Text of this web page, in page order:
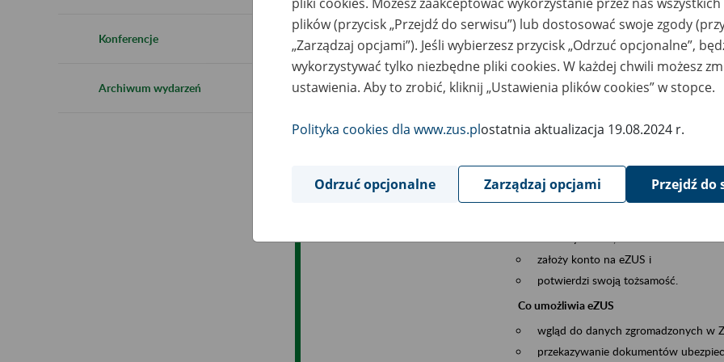
Konferencje
Archiwum wydarzeń
Rodzaj wydarzenia Szkolenia
Essential area obsługa klientów
Event description
to narzędzie, które ułatwia dostęp do
większość spraw przez Internet.
Kto może skorzystać z eZUS
założy konto na eZUS i
potwierdzi swoją tożsamość.
Co umożliwia eZUS
wgląd do danych zgromadzonych w
przekazywanie dokumentów
plików (przycisk „Przejdź do serwisu”) lub dostosować swoje zgody
„Zarządzaj opcjami”). Jeśli wybierzesz przycisk „Odrzuć opcjonalne”,
wykorzystywać tylko niezbędne pliki cookies. W każdej chwili możesz
ustawienia. Aby to zrobić, kliknij „Ustawienia plików cookies” w stopce.
Polityka cookies dla www.zus.plostatnia aktualizacja 19.08.2024 r.
Odrzuć opcjonalne Zarządzaj opcjami Przejdź do